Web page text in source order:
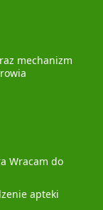
mechanizm
Wracam do
apteki